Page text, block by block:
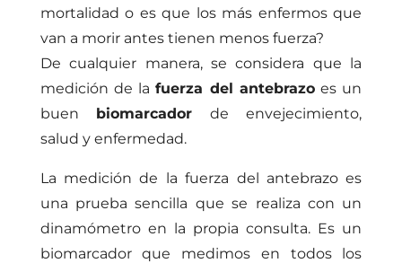
mortalidad o es que los más enfermos que
van a morir antes tienen menos fuerza?
De cualquier manera, se considera que la
medición de lafuerza del antebrazoes un
buen biomarcador de envejecimiento,
salud y enfermedad.
La medición de la fuerza del antebrazo es
una prueba sencilla que se realiza con un
dinamómetro en la propia consulta. Es un
biomarcador que medimos en todos los